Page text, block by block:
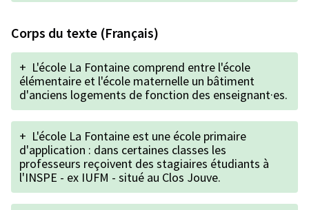
Corps du texte (Français)
+ L'école La Fontaine comprend entre l'école
élémentaire et l'école maternelle un bâtiment
d'anciens logements de fonction des enseignant·es.
+ L'école La Fontaine est une école primaire
d'application : dans certaines classes les
professeurs reçoivent des stagiaires étudiants à
l'INSPE - ex IUFM - situé au Clos Jouve.